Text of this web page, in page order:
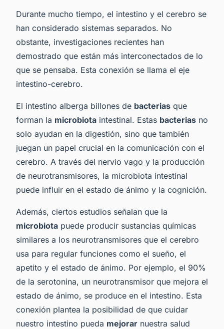
Durante mucho tiempo, el intestino y el cerebro se
han considerado sistemas separados. No
obstante, investigaciones recientes han
demostrado que están más interconectados de lo
que se pensaba. Esta conexión se llama el eje
intestino-cerebro.
El intestino alberga billones de bacterias que
forman la microbiota intestinal. Estas bacterias no
solo ayudan en la digestión, sino que también
juegan un papel crucial en la comunicación con el
cerebro. A través del nervio vago y la producción
de neurotransmisores, la microbiota intestinal
puede influir en el estado de ánimo y la cognición.
Además, ciertos estudios señalan que la
microbiota puede producir sustancias químicas
similares a los neurotransmisores que el cerebro
usa para regular funciones como el sueño, el
apetito y el estado de ánimo. Por ejemplo, el 90%
de la serotonina, un neurotransmisor que mejora el
estado de ánimo, se produce en el intestino. Esta
conexión plantea la posibilidad de que cuidar
nuestro intestino pueda mejorar nuestra salud